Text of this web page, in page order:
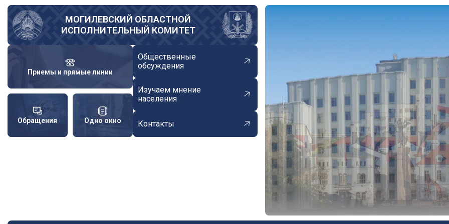
Перейти
основному
содержанию
МОГИЛЕВСКИЙ ОБЛАСТНОЙ
ИСПОЛНИТЕЛЬНЫЙ КОМИТЕТ
Приемы и прямые линии
Обращения Одно окно
Общественные
обсуждения
Изучаем мнение
населения
Контакты